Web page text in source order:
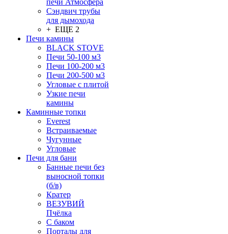
печи Атмосфера
Сэндвич трубы
для дымохода
+ ЕЩЕ 2
Печи камины
BLACK STOVE
Печи 50-100 м3
Печи 100-200 м3
Печи 200-500 м3
Угловые с плитой
Узкие печи
камины
Каминные топки
Everest
Встраиваемые
Чугунные
Угловые
Печи для бани
Банные печи без
выносной топки
(б/в)
Кратер
ВЕЗУВИЙ
Пчёлка
С баком
Порталы для